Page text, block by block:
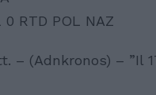
0 RTD POL NAZ
(Adnkronos) – ”Il